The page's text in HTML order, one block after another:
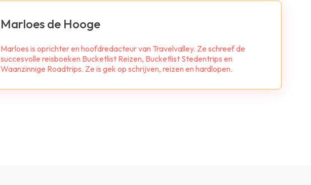
Marloes de Hooge
Marloes is oprichter en hoofdredacteur van Travelvalley. Ze schreef de
succesvolle reisboeken Bucketlist Reizen, Bucketlist Stedentrips en
Waanzinnige Roadtrips. Ze is gek op schrijven, reizen en hardlopen.